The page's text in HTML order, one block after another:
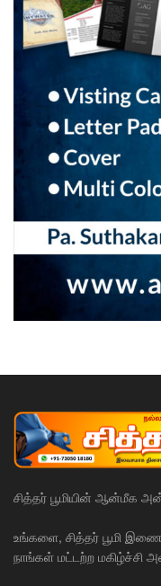
சித்தர் பூமியின் ஆன்மீக
உங்களை, சித்தர் பூமி
நாங்கள் மட்டற்ற மகிழ்ச்சி